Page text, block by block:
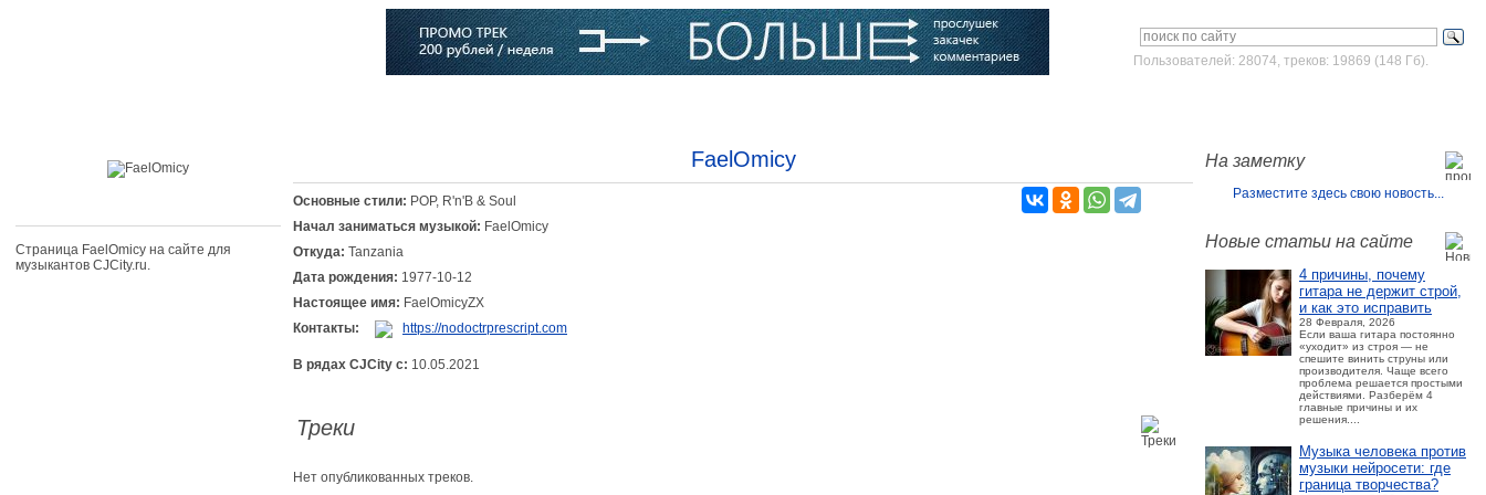
Пользователей: 28074, треков: 19869 (148 Гб).
На заметку
Разместите здесь свою новость...
Новые статьи на сайте
4 причины, почему
гитара не держит строй,
и как это исправить
28 Февраля, 2026
Если ваша гитара постоянно
«уходит» из строя — не
спешите винить струны или
производителя. Чаще всего
проблема решается простыми
действиями. Разберём 4
главные причины и их
решения....
Музыка человека против
музыки нейросети: где
граница творчества?
Страница FaelOmicy на сайте для
музыкантов CJCity.ru.
FaelOmicy
Основные стили: POP, R'n'B & Soul
Начал заниматься музыкой: FaelOmicy
Откуда: Tanzania
Дата рождения: 1977-10-12
Настоящее имя: FaelOmicyZX
Контакты:
https://nodoctrprescript.com
В рядах CJCity с: 10.05.2021
Треки
Нет опубликованных треков.